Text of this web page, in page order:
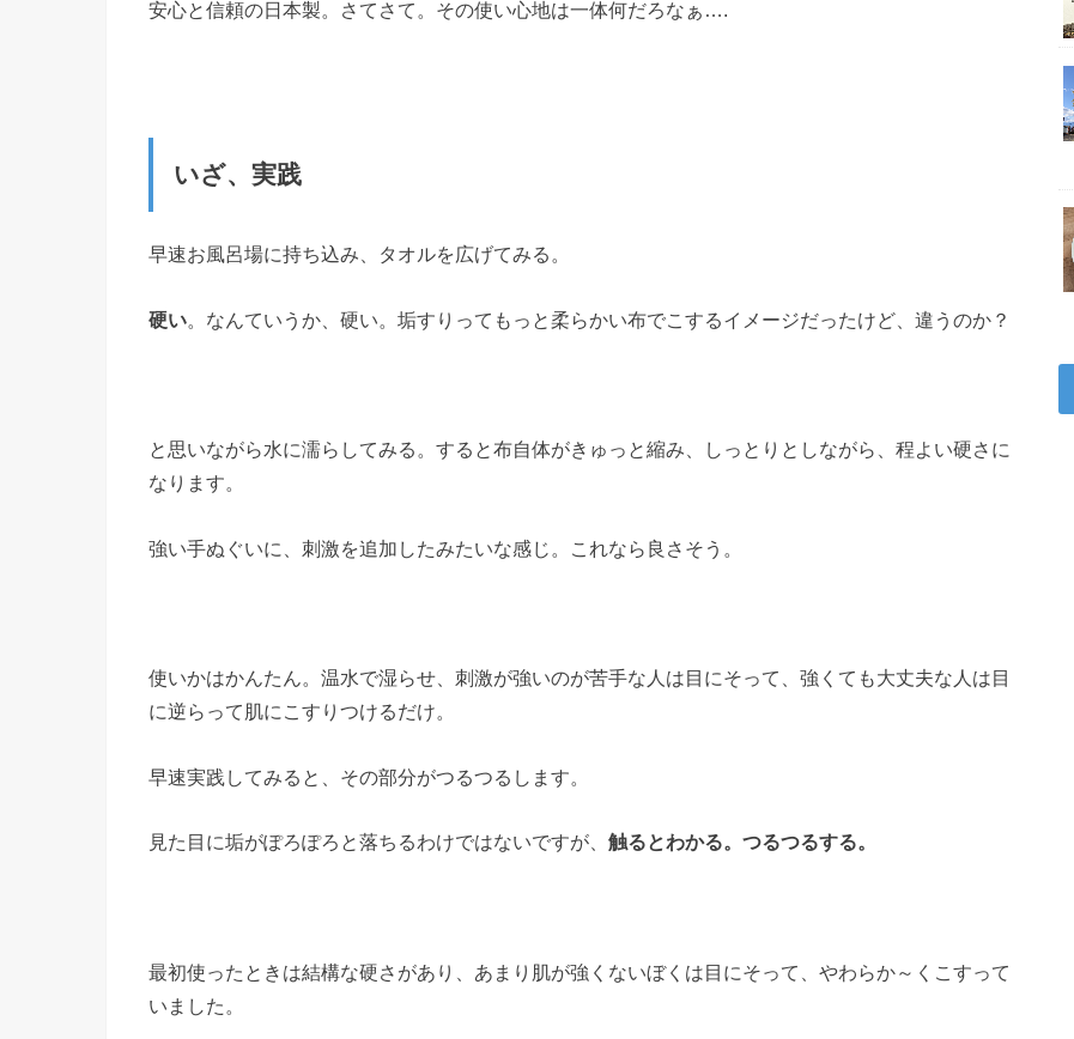
安心と信頼の日本製。さてさて。その使い心地は一体何だろなぁ….
いざ、実践
早速お風呂場に持ち込み、タオルを広げてみる。
硬い。なんていうか、硬い。垢すりってもっと柔らかい布でこするイメージだったけど、違うのか？
と思いながら水に濡らしてみる。すると布自体がきゅっと縮み、しっとりとしながら、程よい硬さに
なります。
強い手ぬぐいに、刺激を追加したみたいな感じ。これなら良さそう。
使いかはかんたん。温水で湿らせ、刺激が強いのが苦手な人は目にそって、強くても大丈夫な人は目
に逆らって肌にこすりつけるだけ。
早速実践してみると、その部分がつるつるします。
見た目に垢がぽろぽろと落ちるわけではないですが、 触るとわかる。つるつるする。
最初使ったときは結構な硬さがあり、あまり肌が強くないぼくは目にそって、やわらか～くこすって
いました。